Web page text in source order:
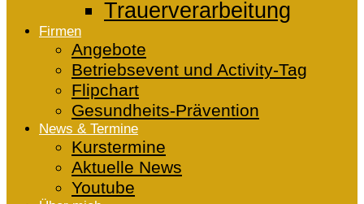
Trauerverarbeitung
Firmen
Angebote
Betriebsevent und Activity-Tag
Flipchart
Gesundheits-Prävention
News & Termine
Kurstermine
Aktuelle News
Youtube